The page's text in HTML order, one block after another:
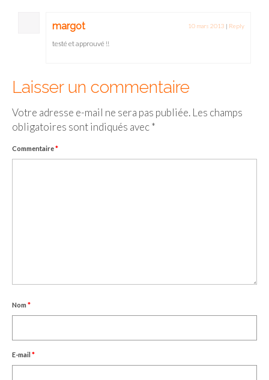
– Séoul
– Copenhague
FRANCE
– Paris
PORTUGAL
margot 10 mars 2013 | Reply
testé et approuvé !!
Laisser un commentaire
Votre adresse e-mail ne sera pas publiée. Les champs
obligatoires sont indiqués avec*
Commentaire*
Nom *
E-mail *